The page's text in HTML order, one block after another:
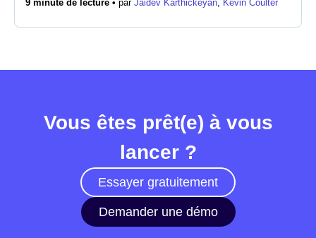
9 minute de lecture • par Jaidev Karthickeyan, Kevin Coulter
Vous êtes prêt(e) à vous
lancer ?
Essayer gratuitement
Demander une démo